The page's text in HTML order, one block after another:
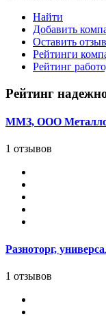
Найти
Добавить
Оставить отзыв
Рейтинги
Рейтинг
Рейтинг
ММЗ, ООО Металло-
1 отзывов
Разноторг,
1 отзывов